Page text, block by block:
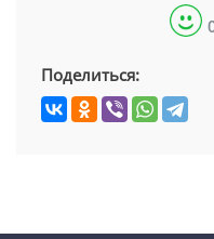
Поделиться: